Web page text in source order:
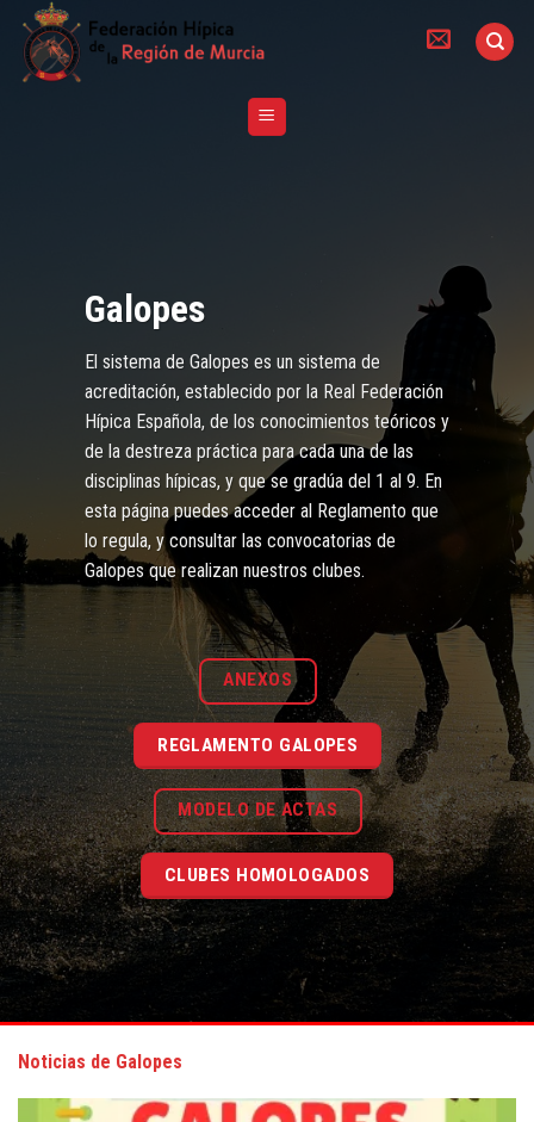
content
Galopes
El sistema de Galopes es un sistema de
acreditación, establecido por la Real Federación
Hípica Española, de los conocimientos teóricos y
de la destreza práctica para cada una de las
disciplinas hípicas, y que se gradúa del 1 al 9. En
esta página puedes acceder al Reglamento que
lo regula, y consultar las convocatorias de
Galopes que realizan nuestros clubes.
ANEXOS
REGLAMENTO GALOPES
MODELO DE ACTAS
CLUBES HOMOLOGADOS
Noticias de Galopes